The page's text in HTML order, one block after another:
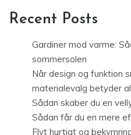
Recent Posts
Gardiner mod varme:
sommersolen
Når design og funktion
materialevalg betyder
Sådan skaber du en
Sådan får du en mere
Flyt hurtigt og